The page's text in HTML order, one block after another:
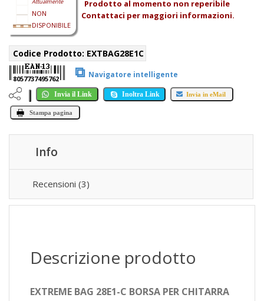
NON
DISPONIBILE
Prodotto al momento non reperibile
Contattaci per maggiori informazioni.
Codice Prodotto: EXTBAG28E1C
8057737495762 ⧉ Navigatore intelligente
Invia il Link Inoltra Link Invia in eMail
Stampa pagina
Info
Recensioni (3)
Descrizione prodotto
EXTREME BAG 28E1-C BORSA PER CHITARRA